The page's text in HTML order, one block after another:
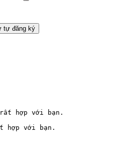
tự đăng ký
hợp với bạn.
hợp với bạn.